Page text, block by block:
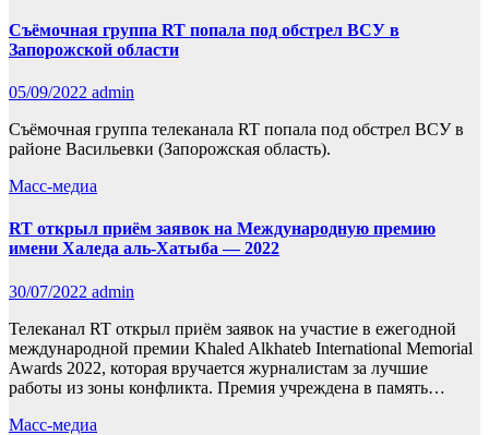
Съёмочная группа RT попала под обстрел ВСУ в
Запорожской области
05/09/2022 admin
Съёмочная группа телеканала RT попала под обстрел ВСУ в
районе Васильевки (Запорожская область).
Масс-медиа
RT открыл приём заявок на Международную премию
имени Халеда аль-Хатыба — 2022
30/07/2022 admin
Телеканал RT открыл приём заявок на участие в ежегодной
международной премии Khaled Alkhateb International Memorial
Awards 2022, которая вручается журналистам за лучшие
работы из зоны конфликта. Премия учреждена в память…
Масс-медиа